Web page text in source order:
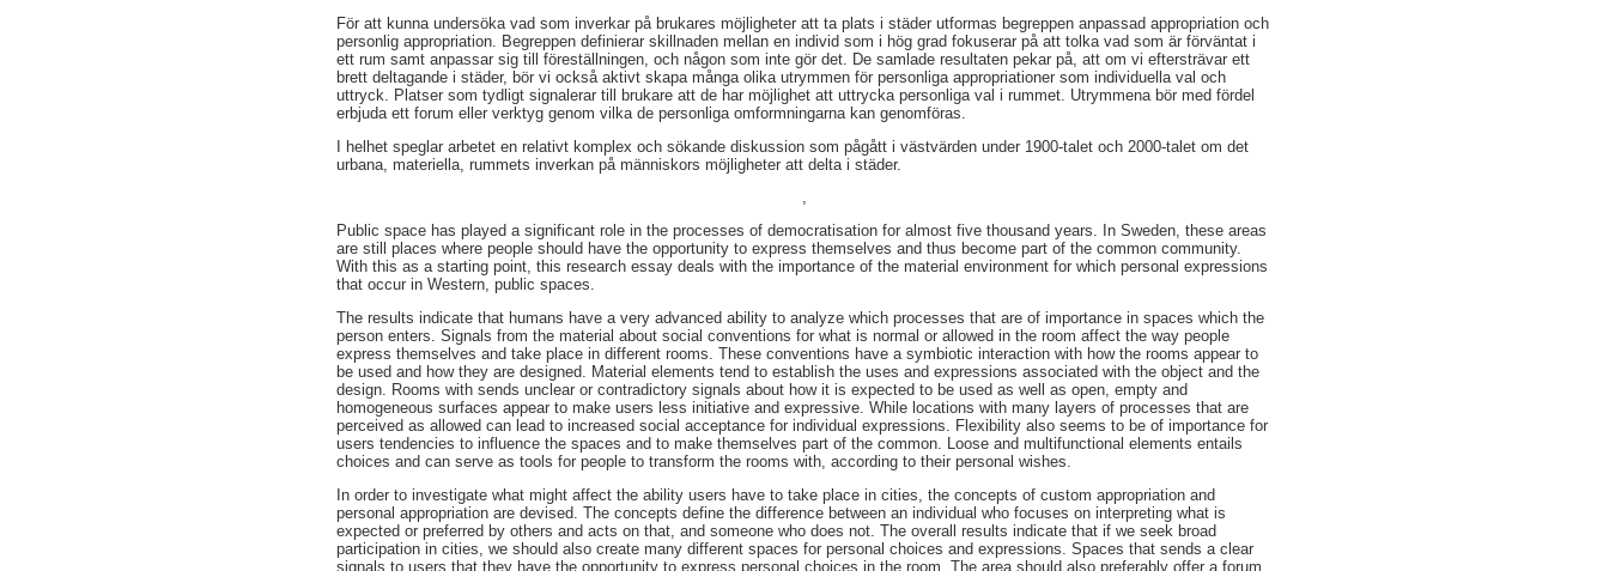
För att kunna undersöka vad som inverkar på brukares möjligheter att ta plats i städer utformas begreppen anpassad appropriation och
personlig appropriation. Begreppen definierar skillnaden mellan en individ som i hög grad fokuserar på att tolka vad som är förväntat i
ett rum samt anpassar sig till föreställningen, och någon som inte gör det. De samlade resultaten pekar på, att om vi eftersträvar ett
brett deltagande i städer, bör vi också aktivt skapa många olika utrymmen för personliga appropriationer som individuella val och
uttryck. Platser som tydligt signalerar till brukare att de har möjlighet att uttrycka personliga val i rummet. Utrymmena bör med fördel
erbjuda ett forum eller verktyg genom vilka de personliga omformningarna kan genomföras.
I helhet speglar arbetet en relativt komplex och sökande diskussion som pågått i västvärden under 1900-talet och 2000-talet om det
urbana, materiella, rummets inverkan på människors möjligheter att delta i städer.
,
Public space has played a significant role in the processes of democratisation for almost five thousand years. In Sweden, these areas
are still places where people should have the opportunity to express themselves and thus become part of the common community.
With this as a starting point, this research essay deals with the importance of the material environment for which personal expressions
that occur in Western, public spaces.
The results indicate that humans have a very advanced ability to analyze which processes that are of importance in spaces which the
person enters. Signals from the material about social conventions for what is normal or allowed in the room affect the way people
express themselves and take place in different rooms. These conventions have a symbiotic interaction with how the rooms appear to
be used and how they are designed. Material elements tend to establish the uses and expressions associated with the object and the
design. Rooms with sends unclear or contradictory signals about how it is expected to be used as well as open, empty and
homogeneous surfaces appear to make users less initiative and expressive. While locations with many layers of processes that are
perceived as allowed can lead to increased social acceptance for individual expressions. Flexibility also seems to be of importance for
users tendencies to influence the spaces and to make themselves part of the common. Loose and multifunctional elements entails
choices and can serve as tools for people to transform the rooms with, according to their personal wishes.
In order to investigate what might affect the ability users have to take place in cities, the concepts of custom appropriation and
personal appropriation are devised. The concepts define the difference between an individual who focuses on interpreting what is
expected or preferred by others and acts on that, and someone who does not. The overall results indicate that if we seek broad
participation in cities, we should also create many different spaces for personal choices and expressions. Spaces that sends a clear
signals to users that they have the opportunity to express personal choices in the room. The area should also preferably offer a forum